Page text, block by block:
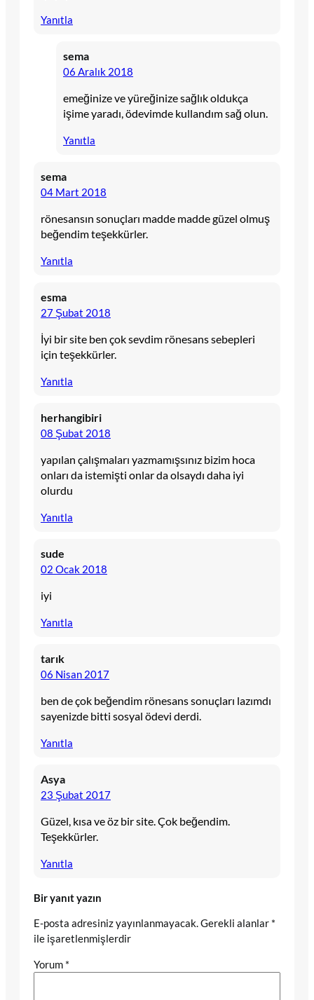
Yanıtla
sema
06 Aralık 2018
emeğinize ve yüreğinize sağlık oldukça
işime yaradı, ödevimde kullandım sağ olun.
Yanıtla
sema
04 Mart 2018
rönesansın sonuçları madde madde güzel olmuş
beğendim teşekkürler.
Yanıtla
esma
27 Şubat 2018
İyi bir site ben çok sevdim rönesans sebepleri
için teşekkürler.
Yanıtla
herhangibiri
08 Şubat 2018
yapılan çalışmaları yazmamışsınız bizim hoca
onları da istemişti onlar da olsaydı daha iyi
olurdu
Yanıtla
sude
02 Ocak 2018
iyi
Yanıtla
tarık
06 Nisan 2017
ben de çok beğendim rönesans sonuçları lazımdı
sayenizde bitti sosyal ödevi derdi.
Yanıtla
Asya
23 Şubat 2017
Güzel, kısa ve öz bir site. Çok beğendim.
Teşekkürler.
Yanıtla
Bir yanıt yazın
E-posta adresiniz yayınlanmayacak.Gerekli alanlar *
ile işaretlenmişlerdir
Yorum *